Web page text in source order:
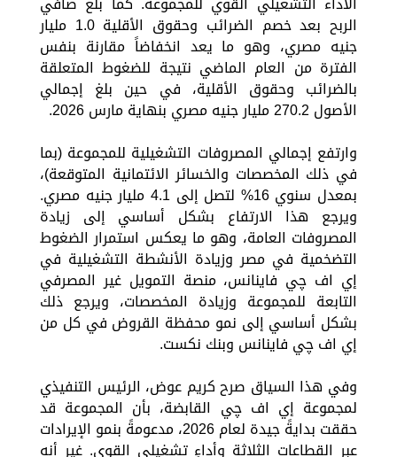
الربح بعد خصم الضرائب وحقوق الأقلية 1.0 مليار
جنيه مصري، وهو ما يعد انخفاضاً مقارنة بنفس
الفترة من العام الماضي نتيجة للضغوط المتعلقة
بالضرائب وحقوق الأقلية، في حين بلغ إجمالي
الأصول 270.2 مليار جنيه مصري بنهاية مارس 2026.
وارتفع إجمالي المصروفات التشغيلية للمجموعة (بما
في ذلك المخصصات والخسائر الائتمانية المتوقعة)،
بمعدل سنوي 16% لتصل إلى 4.1 مليار جنيه مصري.
ويرجع هذا الارتفاع بشكل أساسي إلى زيادة
المصروفات العامة، وهو ما يعكس استمرار الضغوط
التضخمية في مصر وزيادة الأنشطة التشغيلية في
إي اف چي فاينانس، منصة التمويل غير المصرفي
التابعة للمجموعة وزيادة المخصصات، ويرجع ذلك
بشكل أساسي إلى نمو محفظة القروض في كل من
إي اف چي فاينانس وبنك نكست.
وفي هذا السياق صرح كريم عوض، الرئيس التنفيذي
لمجموعة إي اف چي القابضة، بأن المجموعة قد
حققت بدايةً جيدة لعام 2026، مدعومةً بنمو الإيرادات
عبر القطاعات الثلاثة وأداءٍ تشغيلي القوي. غير أنه